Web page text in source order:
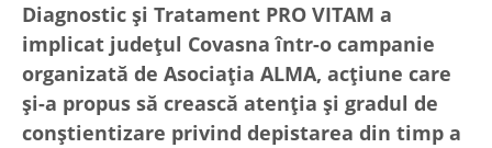
Diagnostic și Tratament PRO VITAM a
implicat județul Covasna într-o campanie
organizată de Asociația ALMA, acțiune care
și-a propus să crească atenția și gradul de
conștientizare privind depistarea din timp a